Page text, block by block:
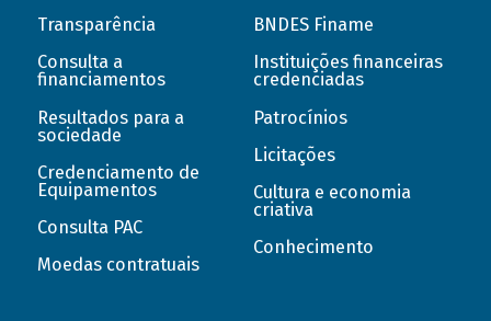
Transparência
Consulta a
financiamentos
Resultados para a
sociedade
Credenciamento de
Equipamentos
Consulta PAC
Moedas contratuais
BNDES Finame
Instituições financeiras
credenciadas
Patrocínios
Licitações
Cultura e economia
criativa
Conhecimento